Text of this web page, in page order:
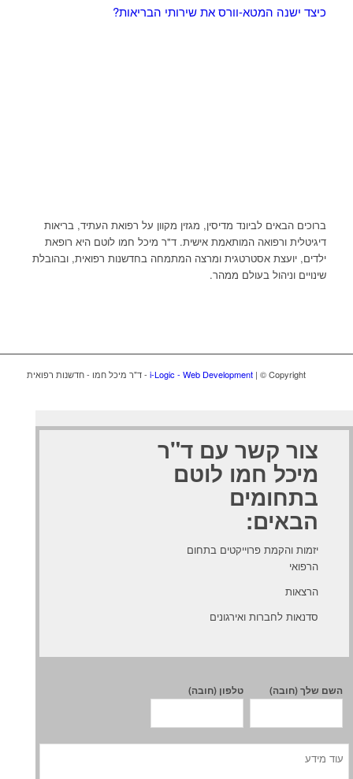
כיצד ישנה המטא-וורס את שירותי הבריאות?
ברוכים הבאים לביונד מדיסין, מגזין מקוון על רפואת העתיד, בריאות
דיגיטלית ורפואה המותאמת אישית. ד"ר מיכל חמו לוטם היא רופאת
ילדים, יועצת אסטרטגית ומרצה המתמחה בחדשנות רפואית, ובהובלת
שינויים וניהול בעולם ממהר.
i-Logic - Web Development | © Copyright - ד"ר מיכל חמו - חדשנות רפואית
צור קשר עם ד"ר
מיכל חמו לוטם
בתחומים
הבאים:
יזמות והקמת פרוייקטים בתחום
הרפואי
הרצאות
סדנאות לחברות ואירגונים
השם שלך (חובה) טלפון (חובה)